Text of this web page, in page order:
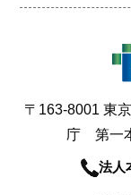
〒163-8001 東
庁 第一
法人